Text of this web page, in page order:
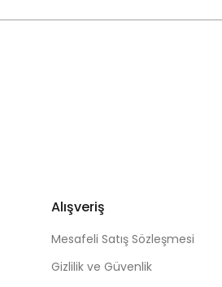
Alışveriş
Mesafeli Satış Sözleşmesi
Gizlilik ve Güvenlik